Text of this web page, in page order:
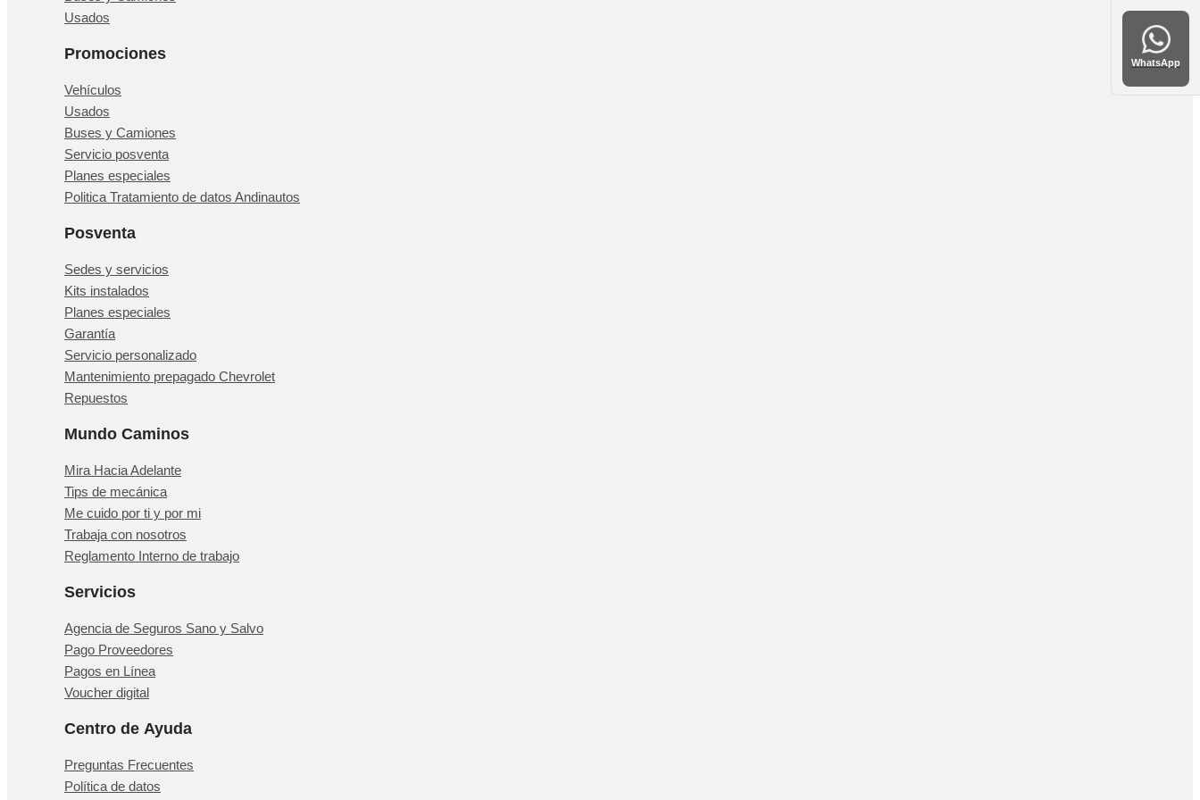
WhatsApp
Usados
Promociones
Vehículos
Usados
Buses y Camiones
Servicio posventa
Planes especiales
Politica Tratamiento de datos Andinautos
Posventa
Sedes y servicios
Kits instalados
Planes especiales
Garantía
Servicio personalizado
Mantenimiento prepagado Chevrolet
Repuestos
Mundo Caminos
Mira Hacia Adelante
Tips de mecánica
Me cuido por ti y por mi
Trabaja con nosotros
Reglamento Interno de trabajo
Servicios
Agencia de Seguros Sano y Salvo
Pago Proveedores
Pagos en Línea
Voucher digital
Centro de Ayuda
Preguntas Frecuentes
Política de datos